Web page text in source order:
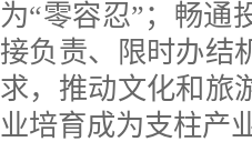
为“零容忍”；畅通
接负责、限时办结
求，推动文化和旅
业培育成为支柱产